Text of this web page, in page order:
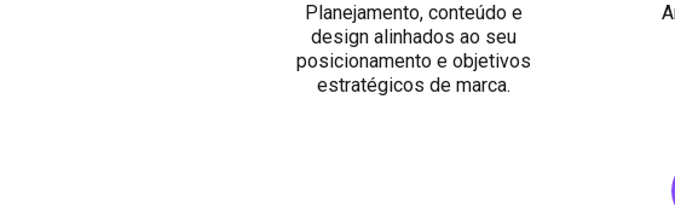
Planejamento, conteúdo e
design alinhados ao seu
posicionamento e objetivos
estratégicos de marca.